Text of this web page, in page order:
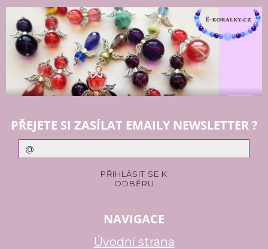
PŘEJETE SI ZASÍLAT EMAILY NEWSLETTER ?
NAVIGACE
Úvodní strana